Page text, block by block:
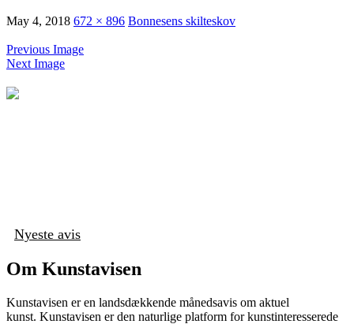
May 4, 2018 672 × 896 Bonnesens skilteskov
Previous Image
Next Image
Nyeste avis
Om Kunstavisen
Kunstavisen er en landsdækkende månedsavis om aktuel
kunst. Kunstavisen er den naturlige platform for kunstinteresserede